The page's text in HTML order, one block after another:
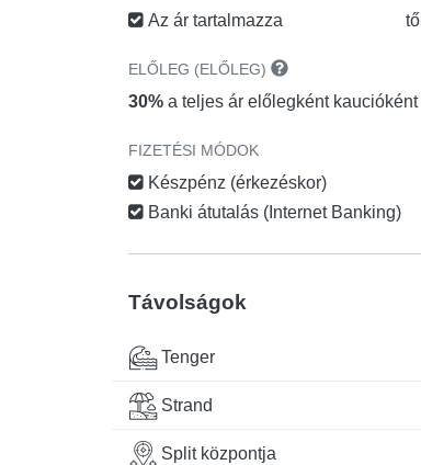
Az ár tartalmazza től
ELŐLEG (ELŐLEG)
30% a teljes ár előlegként kaucióként
FIZETÉSI MÓDOK
Készpénz (érkezéskor)
Banki átutalás (Internet Banking)
Távolságok
Tenger
Strand
Split központja